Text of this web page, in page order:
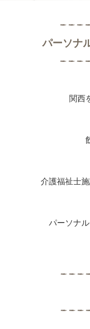
パーソナ
関西
介護福祉士
パーソナ